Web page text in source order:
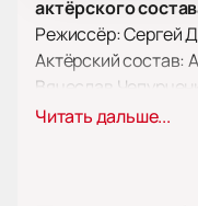
актёрского
Режиссёр: Сергей
Актёрский состав:
Вячеслав
Катерина Беккер,
Читать дальше...